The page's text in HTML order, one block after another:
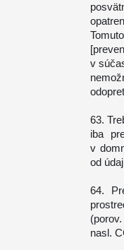
v
63.
iba
v
od
64.
nasl.